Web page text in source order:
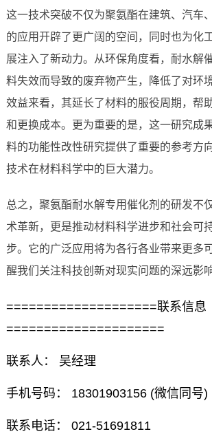
这一技术突破不仅为聚氨酯在建筑、汽车
的应用开辟了更广阔的空间，同时也为化
展注入了新动力。从环保角度看，耐水解
料失效而导致的废弃物产生，降低了对环
效益来看，其延长了材料的服役周期，帮
和更换成本。更为重要的是，这一研究成
料的功能性改性研究提供了重要的参考方
技术在材料科学中的巨大潜力。
总之，聚氨酯耐水解专用催化剂的研发不
术革新，更是推动材料科学进步和社会可
步。它的广泛应用将为各行各业带来更多
醒我们关注科技创新对现实问题的深远影响
====================联系信息
=====================
联系人： 吴经理
手机号码： 18301903156 (微信同号)
联系电话： 021-51691811